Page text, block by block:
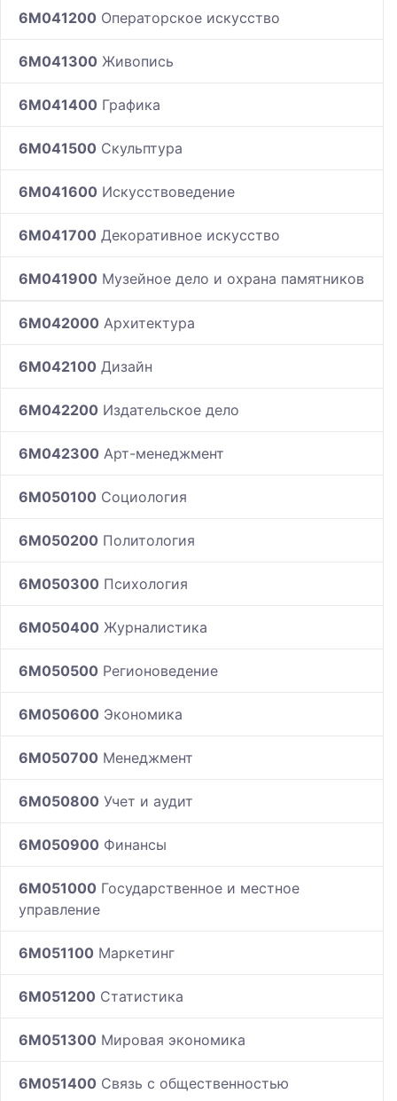
6M041200 Операторское искусство
6M041300 Живопись
6M041400 Графика
6M041500 Скульптура
6M041600 Искусствоведение
6M041700 Декоративное искусство
6M041900 Музейное дело и охрана памятников
6M042000 Архитектура
6M042100 Дизайн
6M042200 Издательское дело
6M042300 Арт-менеджмент
6M050100 Социология
6M050200 Политология
6M050300 Психология
6M050400 Журналистика
6M050500 Регионоведение
6M050600 Экономика
6M050700 Менеджмент
6M050800 Учет и аудит
6M050900 Финансы
6M051000 Государственное и местное
управление
6M051100 Маркетинг
6M051200 Статистика
6M051300 Мировая экономика
6M051400 Связь с общественностью